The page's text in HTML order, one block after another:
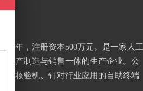
年，注册资本500万元。是一家人工
生产制造与销售一体的生产企业。公
证核验机、针对行业应用的自助终端